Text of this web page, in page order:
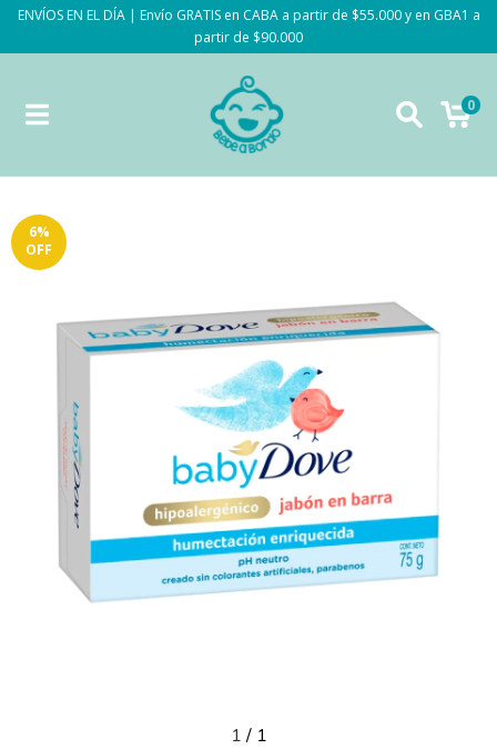
ENVÍOS EN EL DÍA | Envío GRATIS en CABA a partir de $55.000 y en GBA1 a
partir de $90.000
0
6%
OFF
1/ 1